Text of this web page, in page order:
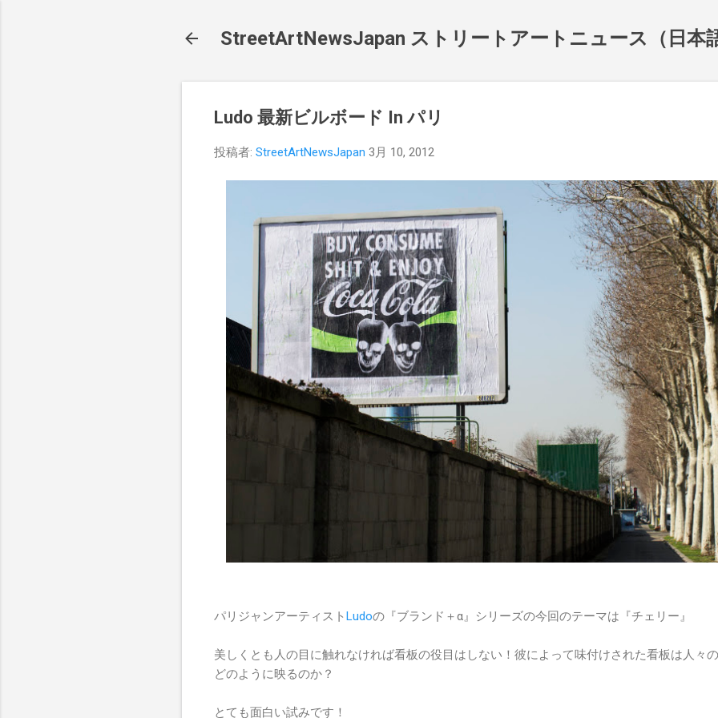
StreetArtNewsJapan ストリートアートニュース（日本
Ludo 最新ビルボード In パリ
投稿者: StreetArtNewsJapan 3月 10, 2012
パリジャンアーティスト Ludoの『ブランド＋α』シリーズの今回のテーマは『チェリー』
美しくとも人の目に触れなければ看板の役目はしない！彼によって味付けされた看板は人々
どのように映るのか？
とても面白い試みです！